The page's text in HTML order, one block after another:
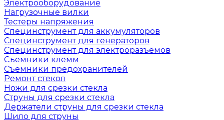
Электрооборудование
Нагрузочные вилки
Тестеры напряжения
Специнструмент для аккумуляторов
Специнструмент для генераторов
Специнструмент для электроразъёмов
Съемники клемм
Съемники предохранителей
Ремонт стекол
Ножи для срезки стекла
Струны для срезки стекла
Держатели струны для срезки стекла
Шило для струны